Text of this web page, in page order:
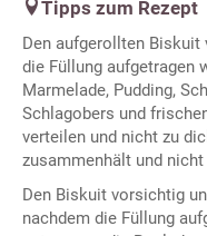
Tipps zum Rezept
Den aufgerollten
die Füllung aufgetragen
Marmelade, Pudding,
Schlagobers und
verteilen und nicht zu
zusammenhält und
Den Biskuit vorsichtig
nachdem die Füllung